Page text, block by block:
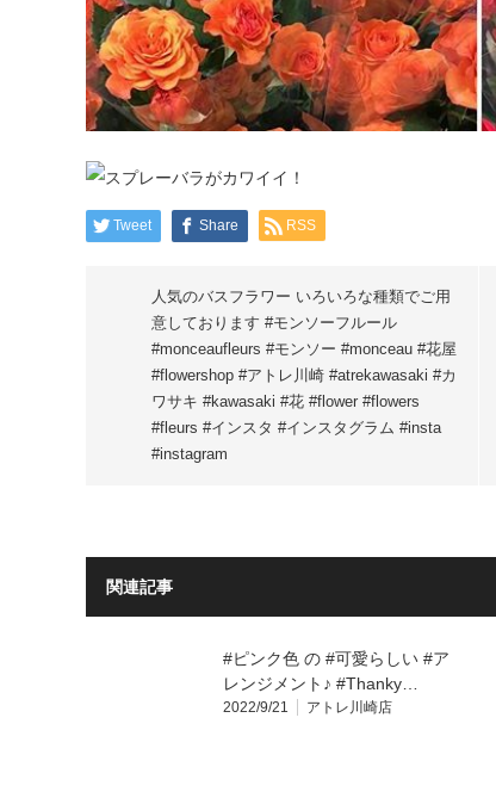
Tweet Share RSS
人気のバスフラワー いろいろな種類でご用
意しております #モンソーフルール
#monceaufleurs #モンソー #monceau #花屋
#flowershop #アトレ川崎 #atrekawasaki #カ
ワサキ #kawasaki #花 #flower #flowers
#fleurs #インスタ #インスタグラム #insta
#instagram
関連記事
#ピンク色 の #可愛らしい #ア
レンジメント♪ #Thanky…
2022/9/21 アトレ川崎店